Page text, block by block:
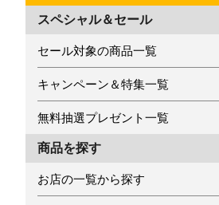
スペシャル＆セール
セール対象の商品一覧
キャンペーン＆特集一覧
無料抽選プレゼント一覧
商品を探す
お店の一覧から探す